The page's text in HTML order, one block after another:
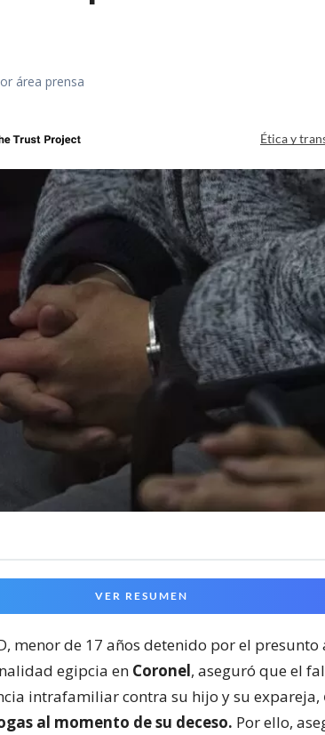
área prensa
Ética y
VER RESUMEN
menor de 17 años detenido por el
egipcia en Coronel, aseguró que el
intrafamiliar contra su hijo y su expareja,
al momento de su deceso. Por ello,